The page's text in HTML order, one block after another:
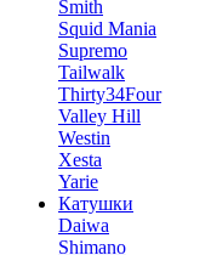
Smith
Squid Mania
Supremo
Tailwalk
Thirty34Four
Valley Hill
Westin
Xesta
Yarie
Катушки
Daiwa
Shimano